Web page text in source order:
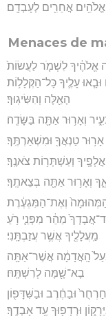
אֲחֵרִ֖ים לְעָבְדָֽם׃
Menaces de
אֱלֹהֶ֔יךָ לִשְׁמֹ֤ר לַעֲשׂוֹת֙
עָלֶ֛יךָ כָּל־הַקְּלָל֥וֹת
הָאֵ֖לֶּה וְהִשִּׂיגֽוּךָ׃
וְאָר֥וּר אַתָּ֖ה בַּשָּׂדֶֽה׃
אָר֥וּר טַנְאֲךָ֖ וּמִשְׁאַרְתֶּֽךָ׃
וְעַשְׁתְּר֥וֹת צֹאנֶֽךָ׃
וְאָר֥וּר אַתָּ֖ה בְּצֵאתֶֽךָ׃
וְאֶת־הַמִּגְעֶ֔רֶת
מַהֵ֔ר מִפְּנֵ֛י רֹ֥עַ
מַֽעֲלָלֶ֖יךָ אֲשֶׁ֥ר עֲזַבְתָּֽנִי׃
הָֽאֲדָמָ֔ה אֲשֶׁר־אַתָּ֥ה
בָא־שָׁ֖מָּה לְרִשְׁתָּֽהּ׃
וּבַחֶ֔רֶב וּבַשִּׁדָּפ֖וֹן
וּרְדָפ֖וּךָ עַ֥ד אָבְדֶֽךָ׃